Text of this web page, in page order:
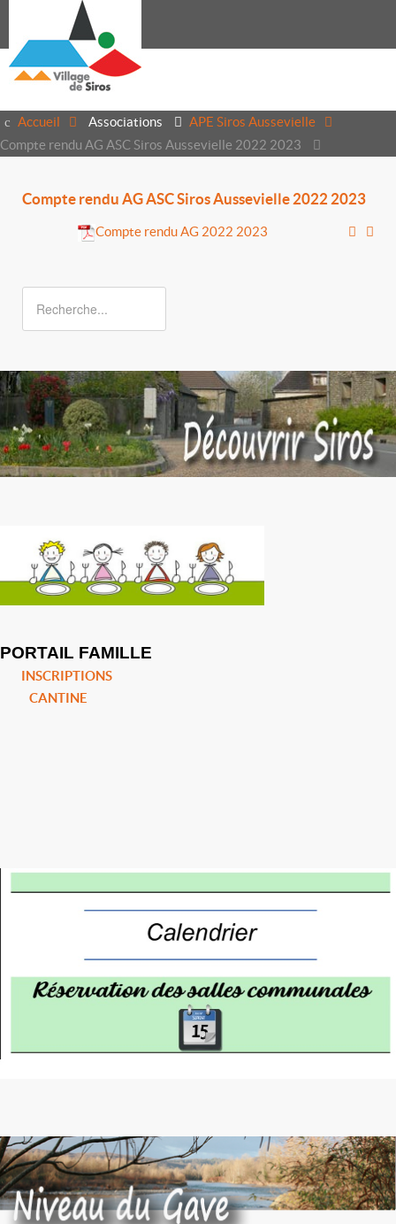
Accueil Associations
APE Siros Aussevielle
Compte rendu AG ASC Siros Aussevielle 2022 2023
Compte rendu AG ASC Siros Aussevielle 2022 2023
Compte rendu AG 2022 2023
PORTAIL FAMILLE
INSCRIPTIONS
CANTINE